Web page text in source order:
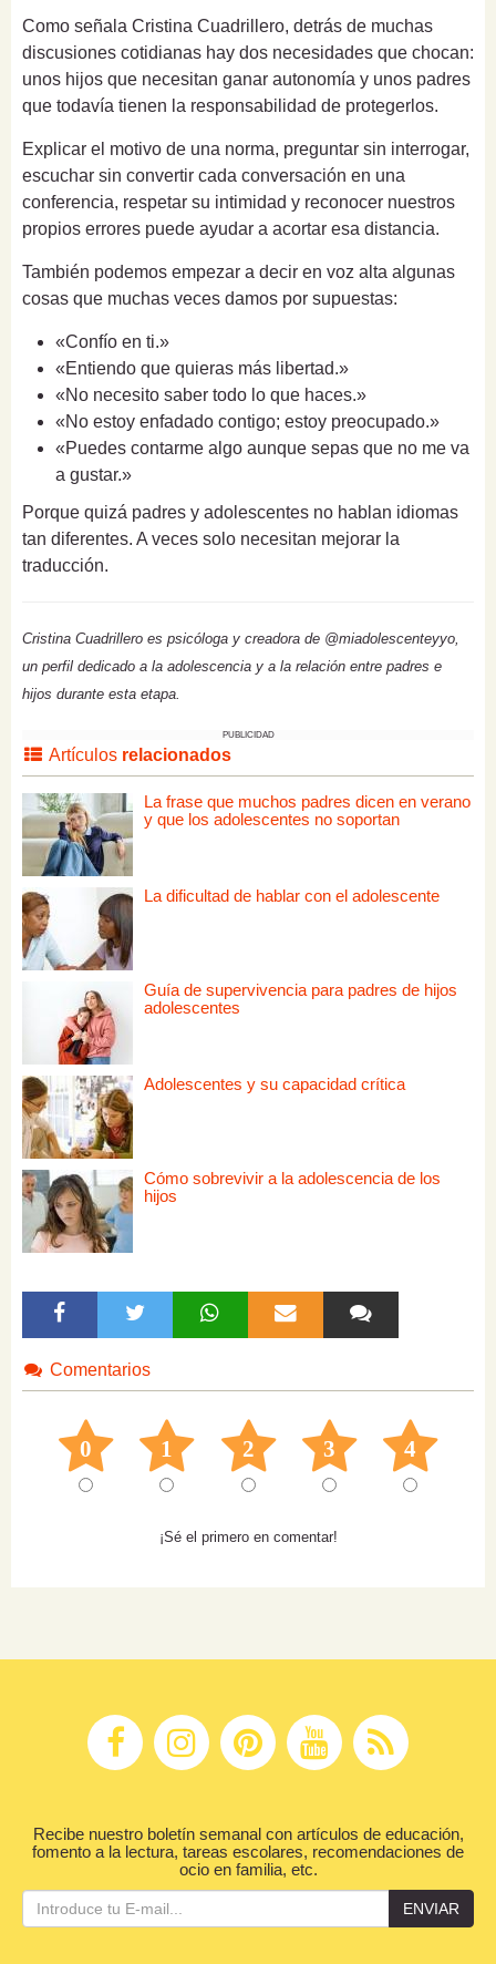
Como señala Cristina Cuadrillero, detrás de muchas
discusiones cotidianas hay dos necesidades que chocan:
unos hijos que necesitan ganar autonomía y unos padres
que todavía tienen la responsabilidad de protegerlos.
Explicar el motivo de una norma, preguntar sin interrogar,
escuchar sin convertir cada conversación en una
conferencia, respetar su intimidad y reconocer nuestros
propios errores puede ayudar a acortar esa distancia.
También podemos empezar a decir en voz alta algunas
cosas que muchas veces damos por supuestas:
«Confío en ti.»
«Entiendo que quieras más libertad.»
«No necesito saber todo lo que haces.»
«No estoy enfadado contigo; estoy preocupado.»
«Puedes contarme algo aunque sepas que no me va
a gustar.»
Porque quizá padres y adolescentes no hablan idiomas
tan diferentes. A veces solo necesitan mejorar la
traducción.
Cristina Cuadrillero es psicóloga y creadora de @miadolescenteyyo,
un perfil dedicado a la adolescencia y a la relación entre padres e
hijos durante esta etapa.
PUBLICIDAD
Artículos relacionados
La frase que muchos padres dicen en verano
y que los adolescentes no soportan
La dificultad de hablar con el adolescente
Guía de supervivencia para padres de hijos
adolescentes
Adolescentes y su capacidad crítica
Cómo sobrevivir a la adolescencia de los
hijos
Comentarios
0 1 2 3 4
¡Sé el primero en comentar!
Recibe nuestro boletín semanal con artículos de educación,
fomento a la lectura, tareas escolares, recomendaciones de
ocio en familia, etc.
ENVIAR